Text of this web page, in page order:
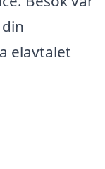
elavtalet